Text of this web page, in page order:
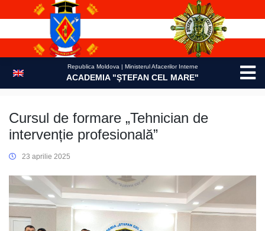
Republica Moldova | Ministerul Afacerilor Interne
ACADEMIA "ŞTEFAN CEL MARE"
Cursul de formare „Tehnician de
intervenție profesională”
23 aprilie 2025